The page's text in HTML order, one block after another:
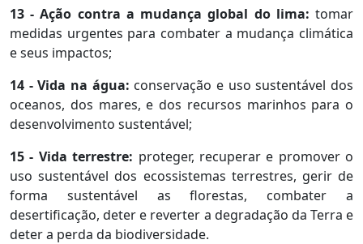
13 - Ação contra a mudança global do lima: tomar
medidas urgentes para combater a mudança climática
e seus impactos;
14 - Vida na água: conservação e uso sustentável dos
oceanos, dos mares, e dos recursos marinhos para o
desenvolvimento sustentável;
15 - Vida terrestre: proteger, recuperar e promover o
uso sustentável dos ecossistemas terrestres, gerir de
forma sustentável as florestas, combater a
desertificação, deter e reverter a degradação da Terra e
deter a perda da biodiversidade.